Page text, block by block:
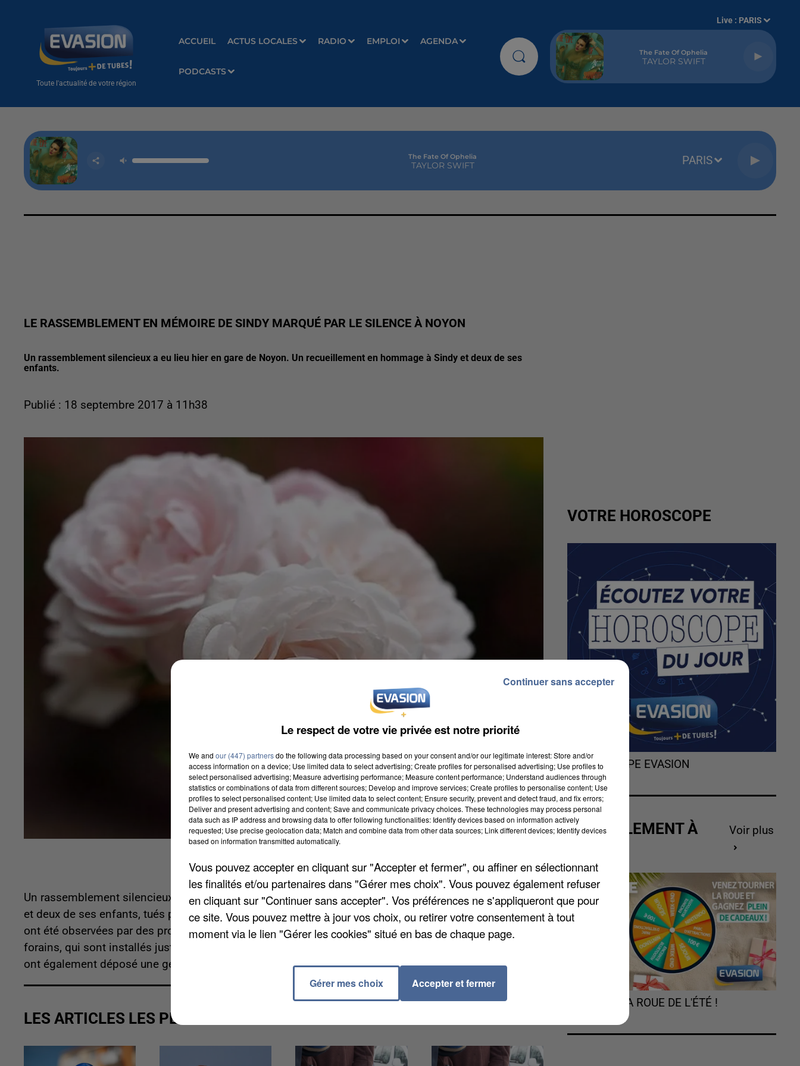
Toute l'actualité de votre région
ACCUEIL ACTUS LOCALES RADIO EMPLOI AGENDA
PODCASTS
Live : PARIS
The Fate Of Ophelia
TAYLOR SWIFT
The Fate Of Ophelia
TAYLOR SWIFT PARIS
LE RASSEMBLEMENT EN MÉMOIRE DE SINDY MARQUÉ PAR LE SILENCE À NOYON
Un rassemblement silencieux a eu lieu hier en gare de Noyon. Un recueillement en hommage à Sindy et deux de ses
enfants.
Publié : 18 septembre 2017 à 11h38
Un rassemblement silencieux a eu lieu hier en gare de Noyon. Un recueillement en hommage à Sindy
et deux de ses enfants, tués par le père de famille il y a une semaine. De longues minutes de silence
ont été observées par des proches mais aussi des anonymes venus déposer des fleurs blanches. Les
forains, qui sont installés juste en face de la gare, et qui ont été les premiers témoins de cette tuerie
ont également déposé une gerbe et une peluche pour les enfants.
LES ARTICLES LES PLUS VUS
VOTRE HOROSCOPE
L'HOROSCOPE EVASION
ACTUELLEMENT À
Voir plus
TOURNEZ LA ROUE DE L'ÉTÉ !
Le respect de votre vie privée est notre priorité
We and our (447) partnersdo the following data processing based on your consent and/or our legitimate interest: Store and/or
access information on a device; Use limited data to select advertising; Create profiles for personalised advertising; Use profiles to
select personalised advertising; Measure advertising performance; Measure content performance; Understand audiences through
statistics or combinations of data from different sources; Develop and improve services; Create profiles to personalise content; Use
profiles to select personalised content; Use limited data to select content; Ensure security, prevent and detect fraud, and fix errors;
Deliver and present advertising and content; Save and communicate privacy choices. These technologies may process personal
data such as IP address and browsing data to offer following functionalities: Identify devices based on information actively
requested; Use precise geolocation data; Match and combine data from other data sources; Link different devices; Identify devices
based on information transmitted automatically.
Vous pouvez accepter en cliquant sur "Accepter et fermer", ou affiner en sélectionnant
les finalités et/ou partenaires dans "Gérer mes choix". Vous pouvez également refuser
en cliquant sur "Continuer sans accepter". Vos préférences ne s'appliqueront que pour
ce site. Vous pouvez mettre à jour vos choix, ou retirer votre consentement à tout
moment via le lien "Gérer les cookies" situé en bas de chaque page.
Gérer mes choix Accepter et fermer
Continuer sans accepter